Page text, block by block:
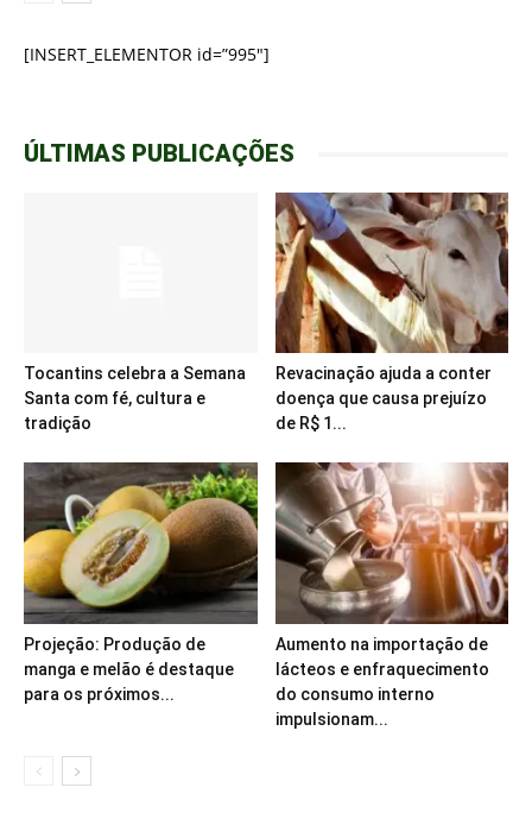
[INSERT_ELEMENTOR id=”995″]
ÚLTIMAS PUBLICAÇÕES
Tocantins celebra a Semana
Santa com fé, cultura e
tradição
Revacinação ajuda a conter
doença que causa prejuízo
de R$ 1...
Projeção: Produção de
manga e melão é destaque
para os próximos...
Aumento na importação de
lácteos e enfraquecimento
do consumo interno
impulsionam...